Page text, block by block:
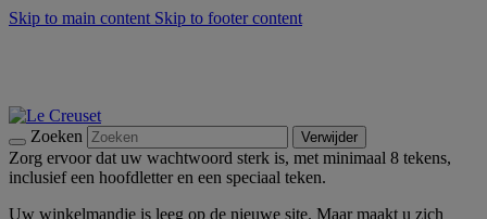
Skip to main content Skip to footer content
Zoeken Verwijder
Zorg ervoor dat uw wachtwoord sterk is, met minimaal 8 tekens,
inclusief een hoofdletter en een speciaal teken.
Uw winkelmandje is leeg op de nieuwe site. Maar maakt u zich